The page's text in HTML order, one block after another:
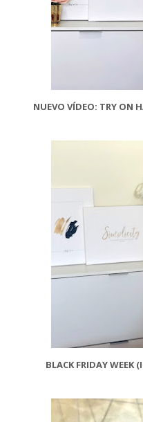
NUEVO VÍDEO: TRY ON
BLACK FRIDAY WEEK